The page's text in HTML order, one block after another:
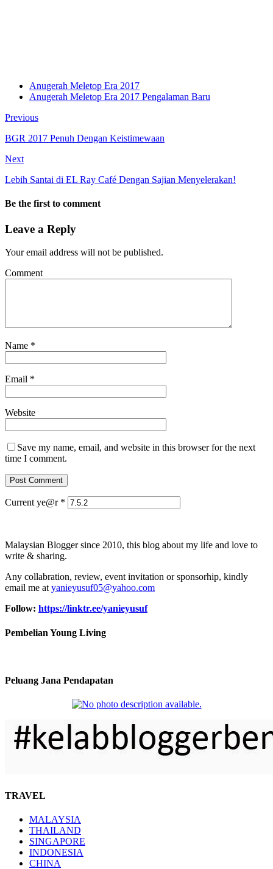
Anugerah Meletop Era 2017
Anugerah Meletop Era 2017 Pengalaman Baru
Previous
BGR 2017 Penuh Dengan Keistimewaan
Next
Lebih Santai di EL Ray Café Dengan Sajian Menyelerakan!
Be the first to comment
Leave a Reply
Your email address will not be published.
Comment
Name *
Email *
Website
Save my name, email, and website in this browser for the next
time I comment.
Current ye@r *
Malaysian Blogger since 2010, this blog about my life and love to
write & sharing.
Any collabration, review, event invitation or sponsorhip, kindly
email me at yanieyusuf05@yahoo.com
Follow: https://linktr.ee/yanieyusuf
Pembelian Young Living
Peluang Jana Pendapatan
TRAVEL
MALAYSIA
THAILAND
SINGAPORE
INDONESIA
CHINA